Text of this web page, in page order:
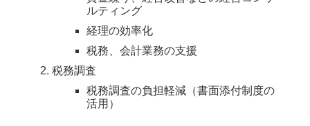
ルティング
経理の効率化
税務、会計業務の支援
税務調査
税務調査の負担軽減（書面添付制度の
活用）